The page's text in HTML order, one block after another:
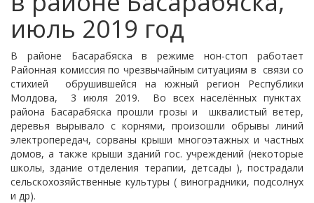
июль 2019 год
В районе Басарабяска в режиме нон-стоп работает
Районная комиссия по чрезвычайным ситуациям в связи со
стихией обрушившейся на южный регион Республики
Молдова, 3 июля 2019. Во всех населённых пунктах
района Басарабяска прошли грозы и шквалистый ветер,
деревья вырывало с корнями, произошли обрывы линий
электропередач, сорваны крыши многоэтажных и частных
домов, а также крыши зданий гос. учреждений (некоторые
школы, здание отделения терапии, детсады ), пострадали
сельскохозяйственные культуры ( виноградники, подсолнух
и др).